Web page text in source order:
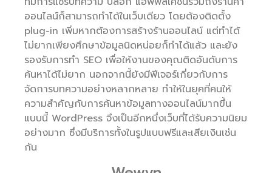
ออนไลน์ก็สามารถทำได้ในเว็บเดียว โดยต้องติดตั้ง
plug-in เพิ่มหากต้องการสร้างร้านออนไลน์ แต่ทำได้
ไม่ยากเพียงศึกษาข้อมูลนิดหน่อยก็ทำได้แล้ว และยัง
รองรับการทำ SEO เพื่อให้งานของคุณติดอันดับการ
ค้นหาได้ไม่ยาก นอกจากนี้ยังมีฟีเจอร์เกี่ยวกับการ
จัดการบทความอย่างหลากหลาย ทำให้ในยุคที่คนให้
ความสำคัญกับการค้นหาข้อมูลทางออนไลน์มากขึ้น
แบบนี้ WordPress จึงเป็นอีกหนึ่งเว็บที่ได้รับความนิยม
อย่างมาก ซึ่งมีบริการทั้งในรูปแบบฟรีและเสียเงินเช่น
กัน